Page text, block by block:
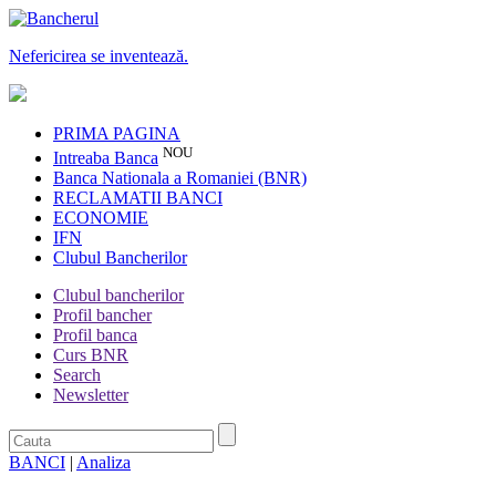
Nefericirea se inventează.
PRIMA PAGINA
Intreaba Banca NOU
Banca Nationala a Romaniei (BNR)
RECLAMATII BANCI
ECONOMIE
IFN
Clubul Bancherilor
Clubul bancherilor
Profil bancher
Profil banca
Curs BNR
Search
Newsletter
BANCI | Analiza